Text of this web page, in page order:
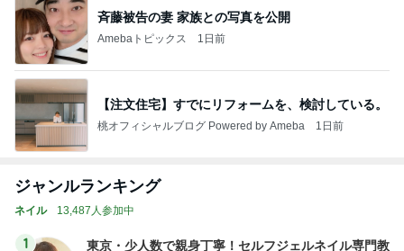
斉藤被告の妻 家族との写真を公開
Amebaトピックス 1日前
【注文住宅】すでにリフォームを、検討している。
桃オフィシャルブログ Powered by Ameba 1日前
ジャンルランキング
ネイル 13,487人参加中
1
東京・少人数で親身丁寧！セルフジェルネイル専門教